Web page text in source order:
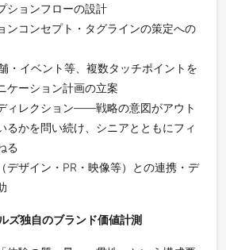
ションフローの設計
ンコンセプト・タグラインの策定への
・イベント等、複数タッチポイントを
ケーション計画の立案
ィレクション——戦略の意図がアウト
るかを問い続け、シニアとともにフィ
る
デザイン・PR・映像等）との連携・デ
ズ独自のブランド価値計測